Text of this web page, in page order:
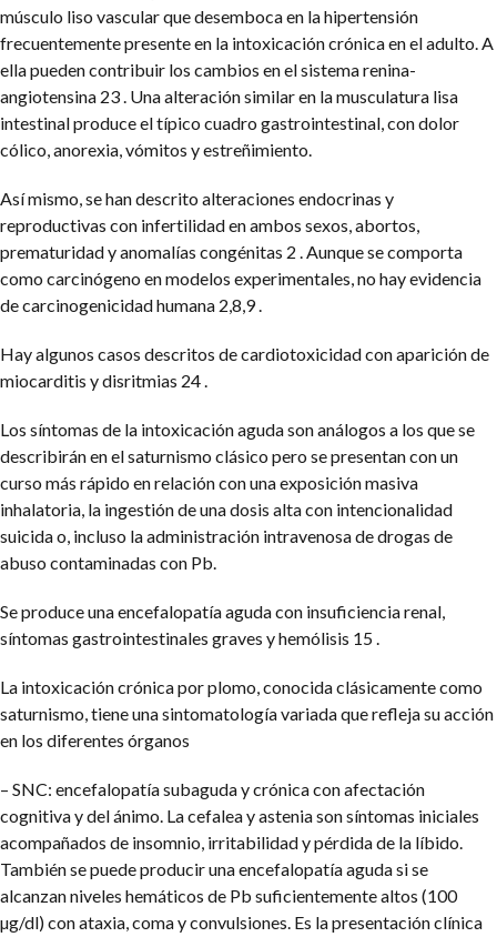
músculo liso vascular que desemboca en la hipertensión
frecuentemente presente en la intoxicación crónica en el adulto. A
ella pueden contribuir los cambios en el sistema renina-
angiotensina 23 . Una alteración similar en la musculatura lisa
intestinal produce el típico cuadro gastrointestinal, con dolor
cólico, anorexia, vómitos y estreñimiento.
Así mismo, se han descrito alteraciones endocrinas y
reproductivas con infertilidad en ambos sexos, abortos,
prematuridad y anomalías congénitas 2 . Aunque se comporta
como carcinógeno en modelos experimentales, no hay evidencia
de carcinogenicidad humana 2,8,9 .
Hay algunos casos descritos de cardiotoxicidad con aparición de
miocarditis y disritmias 24 .
Los síntomas de la intoxicación aguda son análogos a los que se
describirán en el saturnismo clásico pero se presentan con un
curso más rápido en relación con una exposición masiva
inhalatoria, la ingestión de una dosis alta con intencionalidad
suicida o, incluso la administración intravenosa de drogas de
abuso contaminadas con Pb.
Se produce una encefalopatía aguda con insuficiencia renal,
síntomas gastrointestinales graves y hemólisis 15 .
La intoxicación crónica por plomo, conocida clásicamente como
saturnismo, tiene una sintomatología variada que refleja su acción
en los diferentes órganos
– SNC: encefalopatía subaguda y crónica con afectación
cognitiva y del ánimo. La cefalea y astenia son síntomas iniciales
acompañados de insomnio, irritabilidad y pérdida de la líbido.
También se puede producir una encefalopatía aguda si se
alcanzan niveles hemáticos de Pb suficientemente altos (100
µg/dl) con ataxia, coma y convulsiones. Es la presentación clínica